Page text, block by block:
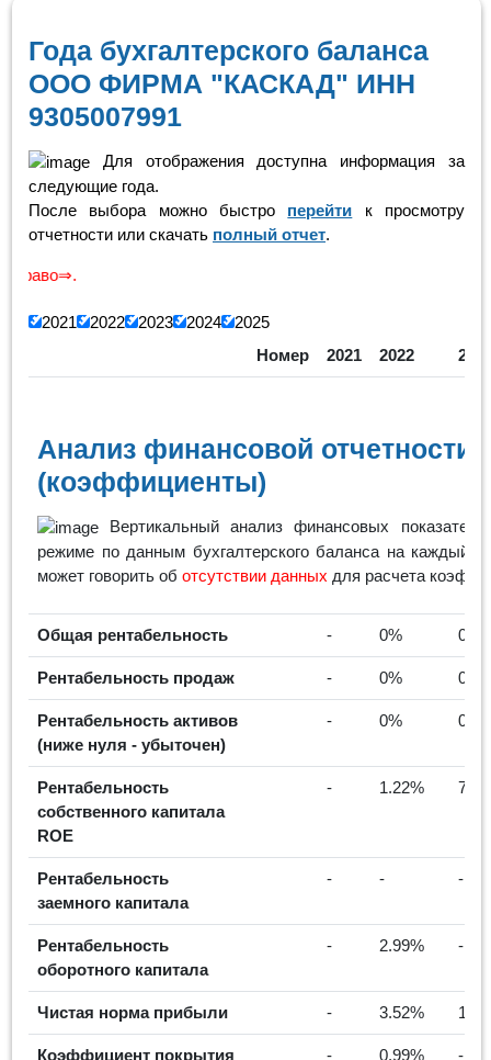
Года бухгалтерского баланса
ООО ФИРМА "КАСКАД" ИНН
9305007991
Для отображения доступна информация за
следующие года.
После выбора можно быстро перейти к просмотру
отчетности или скачать полный отчет.
2021 2022 2023 2024
2025
Номер
2021 2022
Анализ финансовой отчетности
(коэффициенты)
Вертикальный анализ финансовых
режиме по данным бухгалтерского баланса на каждый
может говорить об отсутствии данных для расчета
Общая рентабельность - 0% 0%
Рентабельность продаж - 0% 0%
Рентабельность активов
(ниже нуля - убыточен)
- 0% 0%
Рентабельность
собственного капитала
ROE
- 1.22%
Рентабельность
заемного капитала
- - -
Рентабельность
оборотного капитала
- 2.99% -
Чистая норма прибыли - 3.52%
Коэффициент покрытия
- 0.99% -